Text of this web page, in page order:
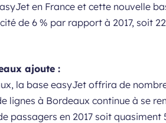
en France et cette nouvelle
de 6 % par rapport à 2017, soit
ajoute :
la base easyJet offrira de
lignes à Bordeaux continue à se
passagers en 2017 soit quasiment